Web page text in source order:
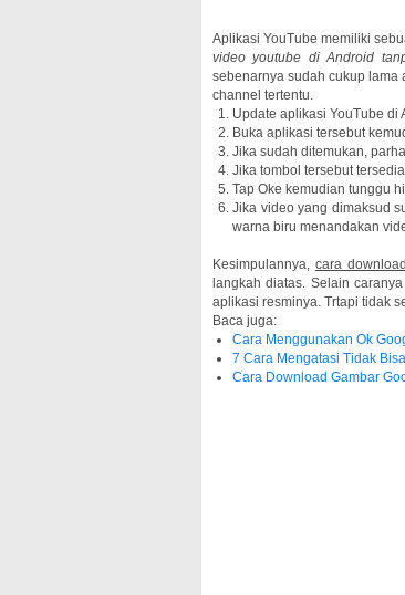
Aplikasi YouTube memiliki
video youtube di Android
sebenarnya sudah cukup lama
channel tertentu.
Update aplikasi YouTube
Buka aplikasi tersebut
Jika sudah ditemukan,
Jika tombol tersebut
Tap Oke kemudian tunggu
Jika video yang dimaksud
warna biru menandakan
Kesimpulannya, cara
langkah diatas. Selain
aplikasi resminya. Trtapi tidak
Baca juga:
Cara Menggunakan Ok
7 Cara Mengatasi Tidak
Cara Download Gambar